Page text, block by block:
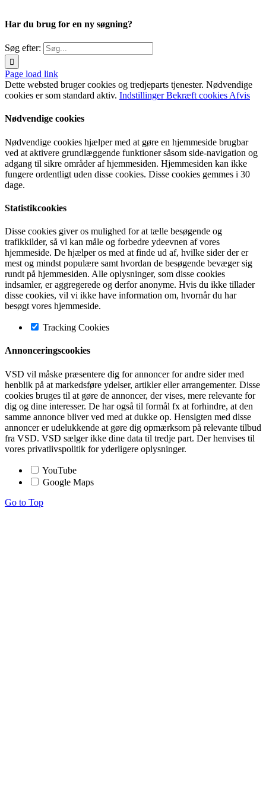
Har du brug for en ny søgning?
Søg efter:
Page load link
Dette websted bruger cookies og tredjeparts tjenester. Nødvendige
cookies er som standard aktiv. IndstillingerBekræft cookies Afvis
Nødvendige cookies
Nødvendige cookies hjælper med at gøre en hjemmeside brugbar
ved at aktivere grundlæggende funktioner såsom side-navigation og
adgang til sikre områder af hjemmesiden. Hjemmesiden kan ikke
fungere ordentligt uden disse cookies. Disse cookies gemmes i 30
dage.
Statistikcookies
Disse cookies giver os mulighed for at tælle besøgende og
trafikkilder, så vi kan måle og forbedre ydeevnen af vores
hjemmeside. De hjælper os med at finde ud af, hvilke sider der er
mest og mindst populære samt hvordan de besøgende bevæger sig
rundt på hjemmesiden. Alle oplysninger, som disse cookies
indsamler, er aggregerede og derfor anonyme. Hvis du ikke tillader
disse cookies, vil vi ikke have information om, hvornår du har
besøgt vores hjemmeside.
Tracking Cookies
Annonceringscookies
VSD vil måske præsentere dig for annoncer for andre sider med
henblik på at markedsføre ydelser, artikler eller arrangementer. Disse
cookies bruges til at gøre de annoncer, der vises, mere relevante for
dig og dine interesser. De har også til formål fx at forhindre, at den
samme annonce bliver ved med at dukke op. Hensigten med disse
annoncer er udelukkende at gøre dig opmærksom på relevante tilbud
fra VSD. VSD sælger ikke dine data til tredje part. Der henvises til
vores privatlivspolitik for yderligere oplysninger.
YouTube
Google Maps
Go to Top